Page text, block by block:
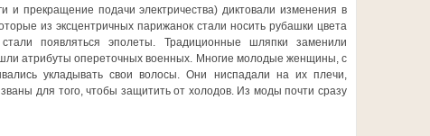
и прекращение подачи электричества) диктовали изменения в
из эксцентричных парижанок стали носить рубашки цвета
появляться эполеты. Традиционные шляпки заменили
атрибуты опереточных военных. Многие молодые женщины, с
укладывать свои волосы. Они ниспадали на их плечи,
для того, чтобы защитить от холодов. Из моды почти сразу